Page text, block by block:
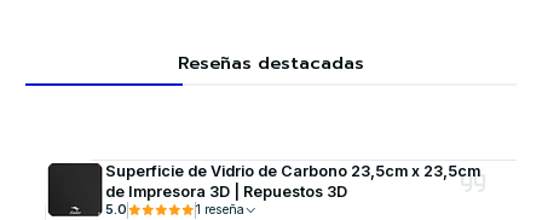
Reseñas destacadas
Superficie de Vidrio de Carbono 23,5cm x 23,5cm
de Impresora 3D | Repuestos 3D
5.0 1 reseña